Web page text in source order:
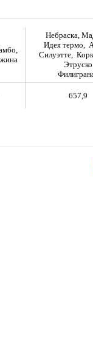
Небраска,
Идея термо,
Силуэтте,
Этруско
657,9